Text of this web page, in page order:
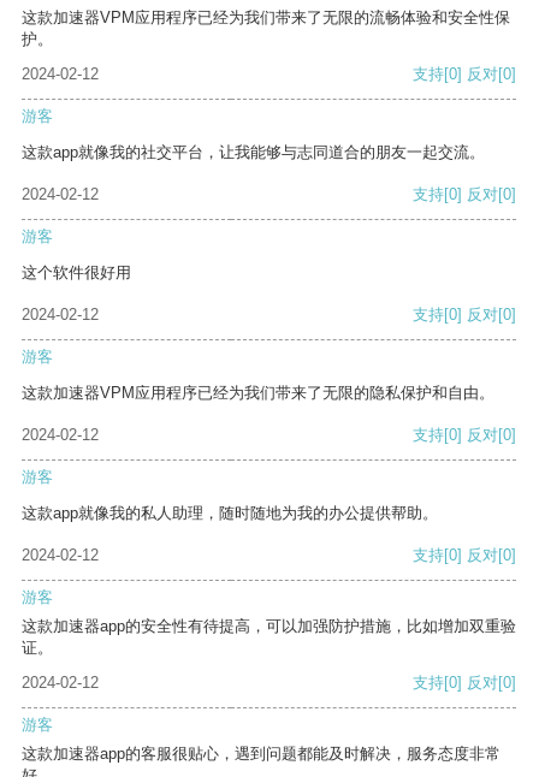
这款加速器VPM应用程序已经为我们带来了无限的流畅体验和安全性保
护。
2024-02-12
支持[0] 反对[0]
游客
这款app就像我的社交平台，让我能够与志同道合的朋友一起交流。
2024-02-12 支持[0] 反对[0]
游客
这个软件很好用
2024-02-12 支持[0] 反对[0]
游客
这款加速器VPM应用程序已经为我们带来了无限的隐私保护和自由。
2024-02-12 支持[0] 反对[0]
游客
这款app就像我的私人助理，随时随地为我的办公提供帮助。
2024-02-12 支持[0] 反对[0]
游客
这款加速器app的安全性有待提高，可以加强防护措施，比如增加双重验
证。
2024-02-12
支持[0] 反对[0]
游客
这款加速器app的客服很贴心，遇到问题都能及时解决，服务态度非常